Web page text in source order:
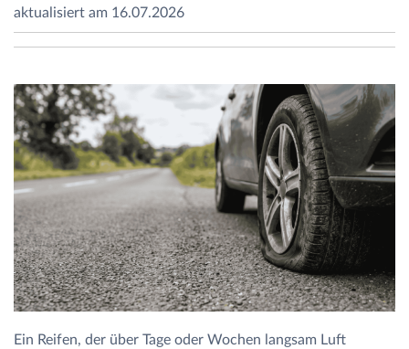
aktualisiert am 16.07.2026
Ein Reifen, der über Tage oder Wochen langsam Luft